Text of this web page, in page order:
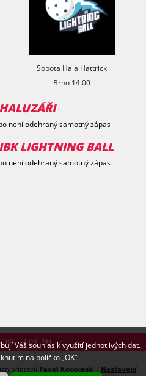
Váš souhlas k využití jednotlivých dat.
na políčko „OK“.
Sobota Hala Hattrick
Brno 14:00
HALUZÁŘI
není odehraný samotný zápas
IBK LIGHTNING BALL
není odehraný samotný zápas
- 2026 AFL.cz
připravil Pavel Kocourek| Nastavení